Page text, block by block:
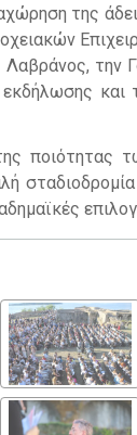
της
την
και
ποιότητας